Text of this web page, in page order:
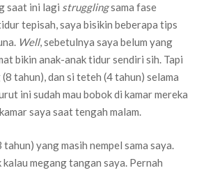
saat ini lagi strugglingsama fase
tepisah, saya bisikin beberapa tips
Well, sebetulnya saya belum yang
bikin anak-anak tidur sendiri sih. Tapi
tahun), dan si teteh (4 tahun) selama
ini sudah mau bobok di kamar mereka
saya saat tengah malam.
tahun) yang masih nempel sama saya.
megang tangan saya. Pernah